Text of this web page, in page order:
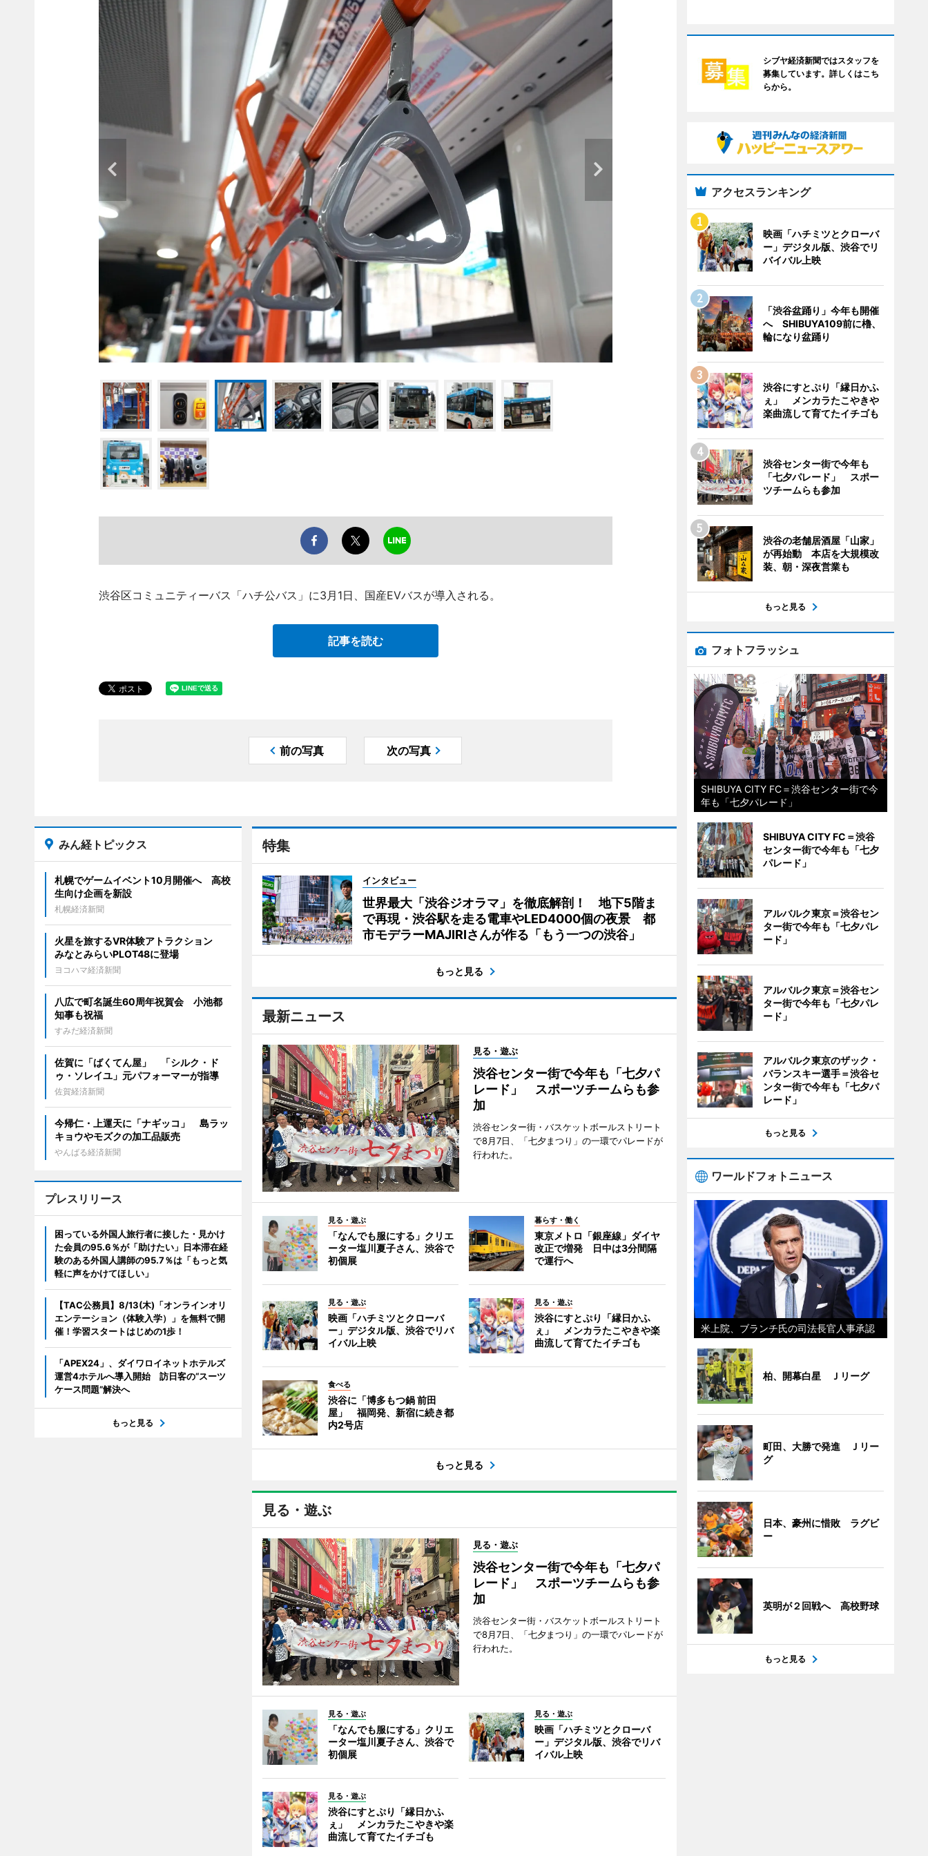
渋谷区コミュニティーバス「ハチ公バス」に3月1日、国産EVバスが導入される。
記事を読む
前の写真 次の写真
特集
インタビュー
世界最大「渋谷ジオラマ」を徹底解剖！ 地下5階ま
で再現・渋谷駅を走る電車やLED4000個の夜景 都
市モデラーMAJIRIさんが作る「もう一つの渋谷」
もっと見る
最新ニュース
見る・遊ぶ
渋谷センター街で今年も「七夕パ
レード」 スポーツチームらも参
加
渋谷センター街・バスケットボールストリート
で8月7日、「七夕まつり」の一環でパレードが
行われた。
見る・遊ぶ
「なんでも服にする」クリエ
ーター塩川夏子さん、渋谷で
初個展
暮らす・働く
東京メトロ「銀座線」ダイヤ
改正で増発 日中は3分間隔
で運行へ
見る・遊ぶ
映画「ハチミツとクローバ
ー」デジタル版、渋谷でリバ
イバル上映
見る・遊ぶ
渋谷にすとぷり「縁日かふ
ぇ」 メンカラたこやきや楽
曲流して育てたイチゴも
食べる
渋谷に「博多もつ鍋 前田
屋」 福岡発、新宿に続き都
内2号店
もっと見る
見る・遊ぶ
見る・遊ぶ
渋谷センター街で今年も「七夕パ
レード」 スポーツチームらも参
加
渋谷センター街・バスケットボールストリート
で8月7日、「七夕まつり」の一環でパレードが
行われた。
見る・遊ぶ
「なんでも服にする」クリエ
ーター塩川夏子さん、渋谷で
初個展
見る・遊ぶ
映画「ハチミツとクローバ
ー」デジタル版、渋谷でリバ
イバル上映
見る・遊ぶ
渋谷にすとぷり「縁日かふ
ぇ」 メンカラたこやきや楽
曲流して育てたイチゴも
みん経トピックス
札幌でゲームイベント10月開催へ 高校
生向け企画を新設
札幌経済新聞
火星を旅するVR体験アトラクション
みなとみらいPLOT48に登場
ヨコハマ経済新聞
八広で町名誕生60周年祝賀会 小池都
知事も祝福
すみだ経済新聞
佐賀に「ばくてん屋」 「シルク・ド
ゥ・ソレイユ」元パフォーマーが指導
佐賀経済新聞
今帰仁・上運天に「ナギッコ」 島ラッ
キョウやモズクの加工品販売
やんばる経済新聞
プレスリリース
困っている外国人旅行者に接した・見かけ
た会員の95.6％が「助けたい」日本滞在経
験のある外国人講師の95.7％は「もっと気
軽に声をかけてほしい」
【TAC公務員】8/13(木)「オンラインオリ
エンテーション（体験入学）」を無料で開
催！学習スタートはじめの1歩！
「APEX24」、ダイワロイネットホテルズ
運営4ホテルへ導入開始 訪日客の“スーツ
ケース問題”解決へ
もっと見る
シブヤ経済新聞ではスタッフを
募集しています。詳しくはこち
らから。
アクセスランキング
映画「ハチミツとクローバ
ー」デジタル版、渋谷でリ
バイバル上映
「渋谷盆踊り」今年も開催
へ SHIBUYA109前に櫓、
輪になり盆踊り
渋谷にすとぷり「縁日かふ
ぇ」 メンカラたこやきや
楽曲流して育てたイチゴも
渋谷センター街で今年も
「七夕パレード」 スポー
ツチームらも参加
渋谷の老舗居酒屋「山家」
が再始動 本店を大規模改
装、朝・深夜営業も
もっと見る
フォトフラッシュ
SHIBUYA CITY FC＝渋谷センター街で今
年も「七夕パレード」
SHIBUYA CITY FC＝渋谷
センター街で今年も「七夕
パレード」
アルバルク東京＝渋谷セン
ター街で今年も「七夕パレ
ード」
アルバルク東京＝渋谷セン
ター街で今年も「七夕パレ
ード」
アルバルク東京のザック・
バランスキー選手＝渋谷セ
ンター街で今年も「七夕パ
レード」
もっと見る
ワールドフォトニュース
米上院、ブランチ氏の司法長官人事承認
柏、開幕白星 Ｊリーグ
町田、大勝で発進 Ｊリー
グ
日本、豪州に惜敗 ラグビ
ー
英明が２回戦へ 高校野球
もっと見る